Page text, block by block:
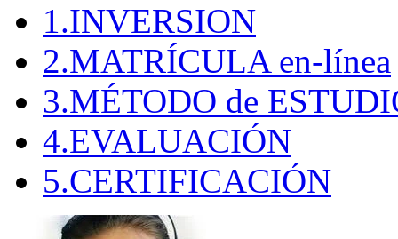
1.INVERSION
2.MATRÍCULA en-línea
3.MÉTODO de
4.EVALUACIÓN
5.CERTIFICACIÓN